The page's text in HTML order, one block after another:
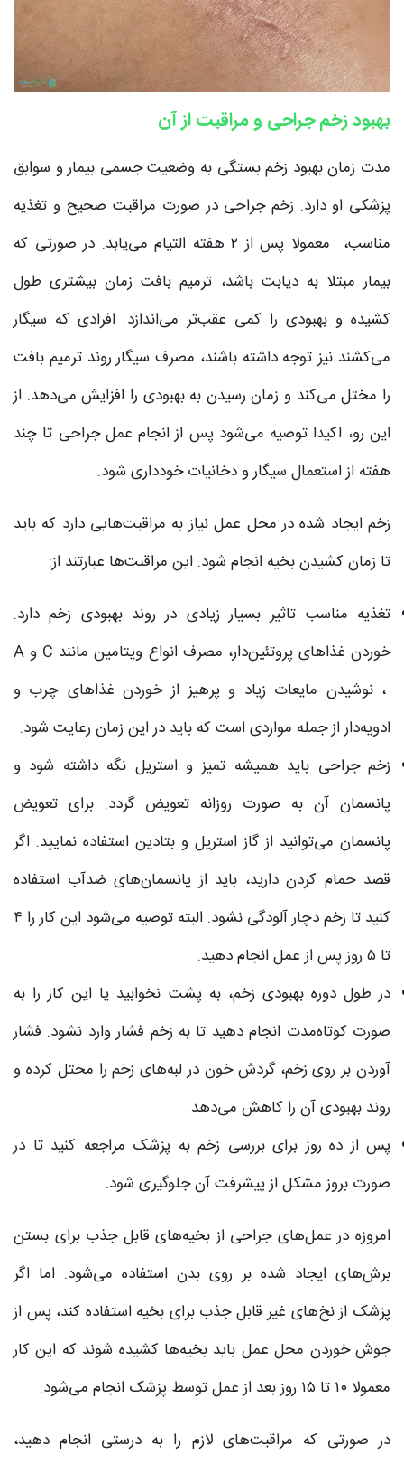
بهبود زخم جراحی و مراقبت از آن
مدت زمان بهبود زخم بستگی به وضعیت جسمی بیمار و سوابق
پزشکی او دارد. زخم جراحی در صورت مراقبت صحیح و تغذیه
مناسب، معمولا پس از ۲ هفته التیام می‌یابد. در صورتی که
بیمار مبتلا به دیابت باشد، ترمیم بافت زمان بیشتری طول
کشیده و بهبودی را کمی عقب‌تر می‌اندازد. افرادی که سیگار
می‌کشند نیز توجه داشته باشند، مصرف سیگار روند ترمیم بافت
را مختل می‌کند و زمان رسیدن به بهبودی را افزایش می‌دهد. از
این رو، اکیدا توصیه می‌شود پس از انجام عمل جراحی تا چند
هفته از استعمال سیگار و دخانیات خودداری شود.
زخم ایجاد شده در محل عمل نیاز به مراقبت‌هایی دارد که باید
تا زمان کشیدن بخیه انجام شود. این مراقبت‌ها عبارتند از:
تغذیه مناسب تاثیر بسیار زیادی در روند بهبودی زخم دارد.
خوردن غذاهای پروتئین‌دار، مصرف انواع ویتامین مانند C و A
، نوشیدن مایعات زیاد و پرهیز از خوردن غذاهای چرب و
ادویه‌دار از جمله مواردی است که باید در این زمان رعایت شود.
زخم جراحی باید همیشه تمیز و استریل نگه داشته شود و
پانسمان آن به صورت روزانه تعویض گردد. برای تعویض
پانسمان می‌توانید از گاز استریل و بتادین استفاده نمایید. اگر
قصد حمام کردن دارید، باید از پانسمان‌های ضدآب استفاده
کنید تا زخم دچار آلودگی نشود. البته توصیه می‌شود این کار را ۴
تا ۵ روز پس از عمل انجام دهید.
در طول دوره بهبودی زخم، به پشت نخوابید یا این کار را به
صورت کوتاه‌مدت انجام دهید تا به زخم فشار وارد نشود. فشار
آوردن بر روی زخم، گردش خون در لبه‌های زخم را مختل کرده و
روند بهبودی آن را کاهش می‌دهد.
پس از ده روز برای بررسی زخم به پزشک مراجعه کنید تا در
صورت بروز مشکل از پیشرفت آن جلوگیری شود.
امروزه در عمل‌های جراحی از بخیه‌های قابل جذب برای بستن
برش‌های ایجاد شده بر روی بدن استفاده می‌شود. اما اگر
پزشک از نخ‌های غیر قابل جذب برای بخیه استفاده کند، پس از
جوش خوردن محل عمل باید بخیه‌ها کشیده شوند که این کار
معمولا ۱۰ تا ۱۵ روز بعد از عمل توسط پزشک انجام می‌شود.
در صورتی که مراقبت‌های لازم را به درستی انجام دهید،